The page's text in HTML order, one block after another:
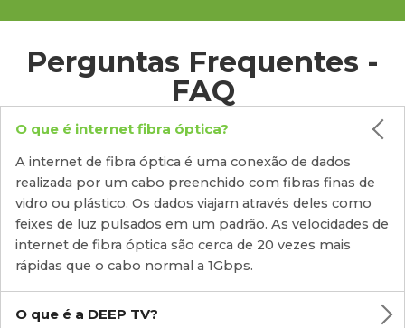
Perguntas Frequentes -
FAQ
O que é internet fibra óptica?
A internet de fibra óptica é uma conexão de dados
realizada por um cabo preenchido com fibras finas de
vidro ou plástico. Os dados viajam através deles como
feixes de luz pulsados em um padrão. As velocidades de
internet de fibra óptica são cerca de 20 vezes mais
rápidas que o cabo normal a 1Gbps.
O que é a DEEP TV?